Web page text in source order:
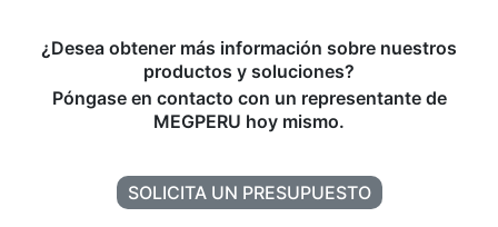
¿Desea obtener más información sobre nuestros
productos y soluciones?
Póngase en contacto con un representante de
MEGPERU hoy mismo.
SOLICITA UN PRESUPUESTO